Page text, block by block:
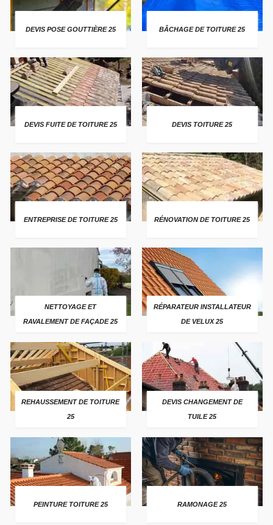
DEVIS POSE GOUTTIÈRE 25 BÂCHAGE DE TOITURE 25
DEVIS FUITE DE TOITURE 25 DEVIS TOITURE 25
ENTREPRISE DE TOITURE 25 RÉNOVATION DE TOITURE 25
NETTOYAGE ET
RAVALEMENT DE FAÇADE 25
RÉPARATEUR INSTALLATEUR
DE VELUX 25
REHAUSSEMENT DE TOITURE
25
DEVIS CHANGEMENT DE
TUILE 25
PEINTURE TOITURE 25 RAMONAGE 25